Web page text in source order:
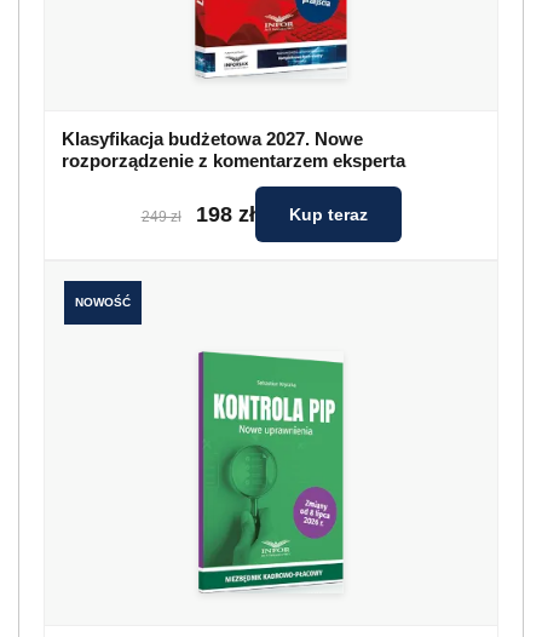
Klasyfikacja budżetowa 2027. Nowe
rozporządzenie z komentarzem eksperta
249 zł 198 zł Kup teraz
NOWOŚĆ